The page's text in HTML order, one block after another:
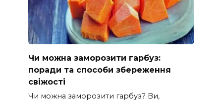
Чи можна заморозити гарбуз:
поради та способи збереження
свіжості
Чи можна заморозити гарбуз? Ви,